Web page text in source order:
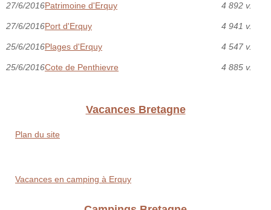
27/6/2016Patrimoine d'Erquy 4 892 v.
27/6/2016Port d'Erquy 4 941 v.
25/6/2016Plages d'Erquy 4 547 v.
25/6/2016Cote de Penthievre 4 885 v.
Vacances Bretagne
Plan du site
Vacances en camping à Erquy